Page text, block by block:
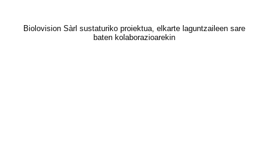
Biolovision Sàrl sustaturiko proiektua, elkarte laguntzaileen sare
baten kolaborazioarekin